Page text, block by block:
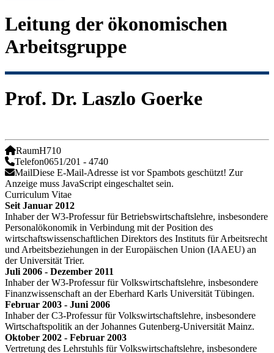
Leitung der ökonomischen
Arbeitsgruppe
Prof. Dr. Laszlo Goerke
RaumH710
Telefon0651/201 - 4740
MailDiese E-Mail-Adresse ist vor Spambots geschützt! Zur
Anzeige muss JavaScript eingeschaltet sein.
Curriculum Vitae
Seit Januar 2012
Inhaber der W3-Professur für Betriebswirtschaftslehre, insbesondere
Personalökonomik in Verbindung mit der Position des
wirtschaftswissenschaftlichen Direktors des Instituts für Arbeitsrecht
und Arbeitsbeziehungen in der Europäischen Union (IAAEU) an
der Universität Trier.
Juli 2006 - Dezember 2011
Inhaber der W3-Professur für Volkswirtschaftslehre, insbesondere
Finanzwissenschaft an der Eberhard Karls Universität Tübingen.
Februar 2003 - Juni 2006
Inhaber der C3-Professur für Volkswirtschaftslehre, insbesondere
Wirt­schafts­politik an der Johannes Gutenberg-Universität Mainz.
Oktober 2002 - Februar 2003
Vertretung des Lehrstuhls für Volkswirtschaftslehre, insbesondere